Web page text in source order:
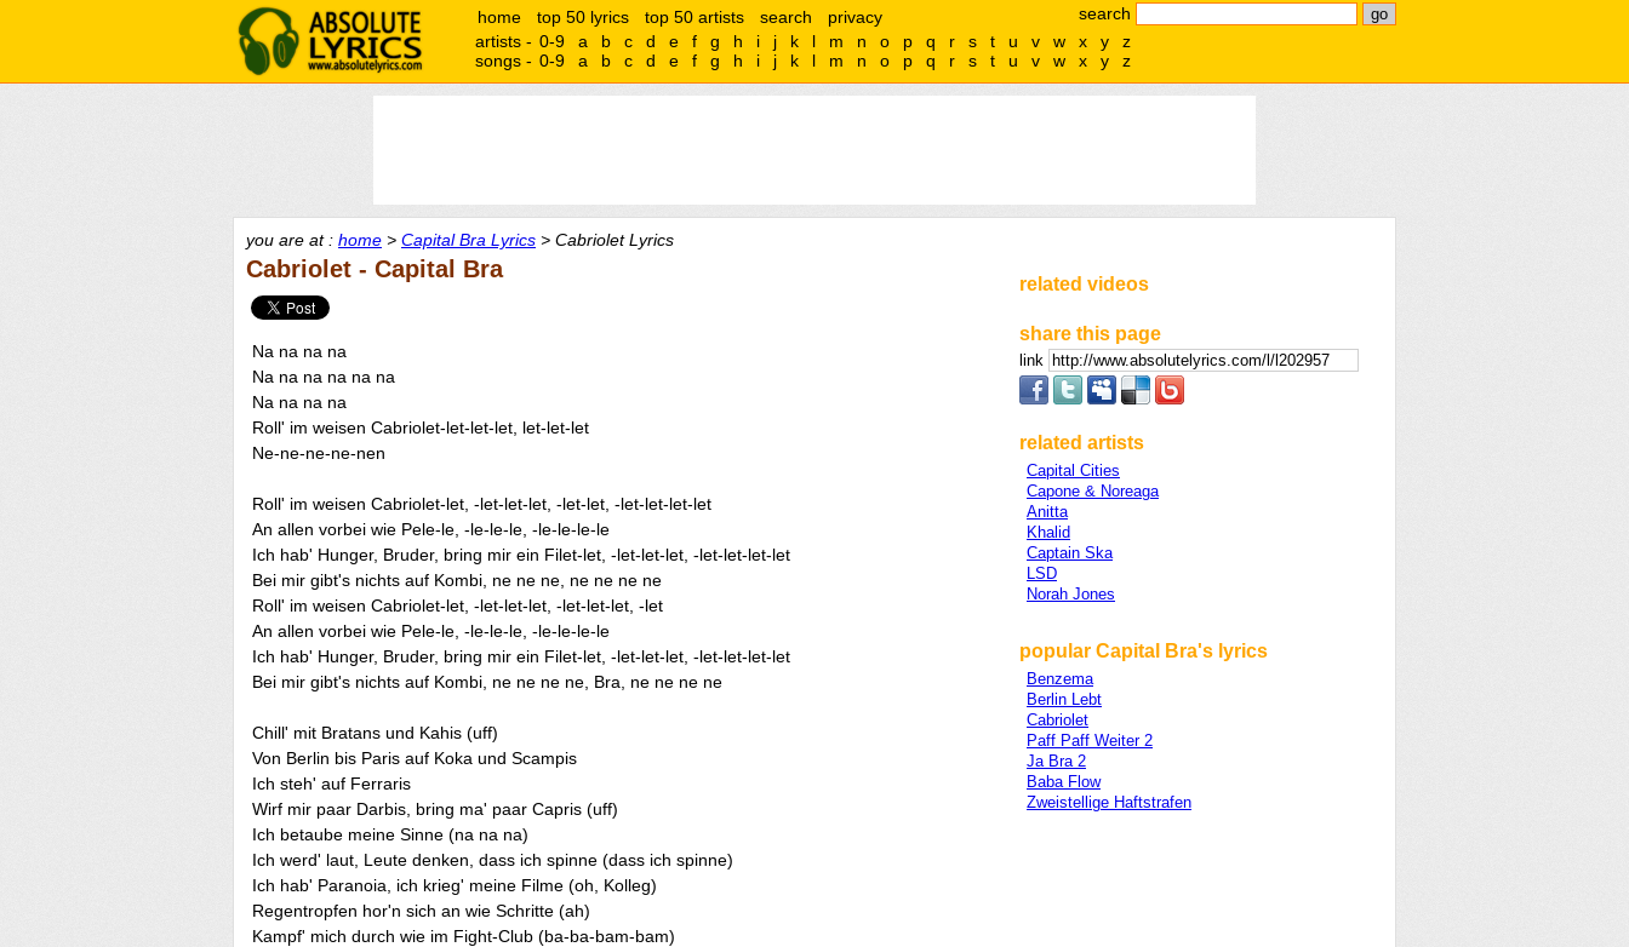
search
home top 50 lyrics top 50 artists search
privacy
artists - 0-9 a b c d e f g h i j k l m n o p q r s t u v w x y
z
songs - 0-9 a b c d e f g h i j k l m n o p q r s t u v w x y z
you are at : home > Capital Bra Lyrics > Cabriolet Lyrics
Cabriolet - Capital Bra
Na na na na
Na na na na na na
Na na na na
Roll' im weisen Cabriolet-let-let-let, let-let-let
Ne-ne-ne-ne-nen
Roll' im weisen Cabriolet-let, -let-let-let, -let-let, -let-let-let-let
An allen vorbei wie Pele-le, -le-le-le, -le-le-le-le
Ich hab' Hunger, Bruder, bring mir ein Filet-let, -let-let-let, -let-let-let-let
Bei mir gibt's nichts auf Kombi, ne ne ne, ne ne ne ne
Roll' im weisen Cabriolet-let, -let-let-let, -let-let-let, -let
An allen vorbei wie Pele-le, -le-le-le, -le-le-le-le
Ich hab' Hunger, Bruder, bring mir ein Filet-let, -let-let-let, -let-let-let-let
Bei mir gibt's nichts auf Kombi, ne ne ne ne, Bra, ne ne ne ne
Chill' mit Bratans und Kahis (uff)
Von Berlin bis Paris auf Koka und Scampis
Ich steh' auf Ferraris
Wirf mir paar Darbis, bring ma' paar Capris (uff)
Ich betaube meine Sinne (na na na)
Ich werd' laut, Leute denken, dass ich spinne (dass ich spinne)
Ich hab' Paranoia, ich krieg' meine Filme (oh, Kolleg)
Regentropfen hor'n sich an wie Schritte (ah)
Kampf' mich durch wie im Fight-Club (ba-ba-bam-bam)
related videos
share this page
link
related artists
Capital Cities
Capone & Noreaga
Anitta
Khalid
Captain Ska
LSD
Norah Jones
popular Capital Bra's lyrics
Benzema
Berlin Lebt
Cabriolet
Paff Paff Weiter 2
Ja Bra 2
Baba Flow
Zweistellige Haftstrafen